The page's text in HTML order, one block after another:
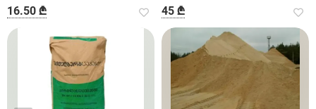
16.50 ₾ 45 ₾